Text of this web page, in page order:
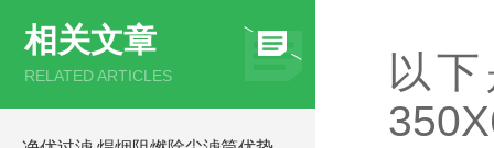
相关文章
RELATED ARTICLES
以